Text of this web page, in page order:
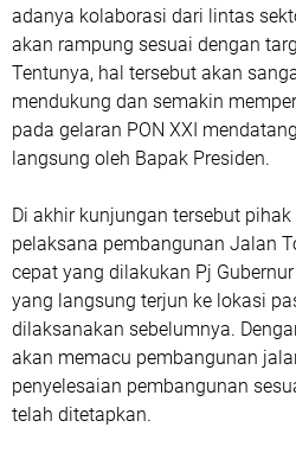
adanya kolaborasi dari lintas
akan rampung sesuai dengan
Tentunya, hal tersebut akan
mendukung dan semakin
pada gelaran PON XXI
langsung oleh Bapak Presiden.
Di akhir kunjungan tersebut
pelaksana pembangunan Jalan
cepat yang dilakukan Pj
yang langsung terjun ke lokasi
dilaksanakan sebelumnya.
akan memacu pembangunan
penyelesaian pembangunan
telah ditetapkan.